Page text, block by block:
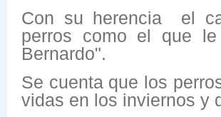
Con su herencia el
perros como el que
Bernardo".
Se cuenta que los
vidas en los inviernos y